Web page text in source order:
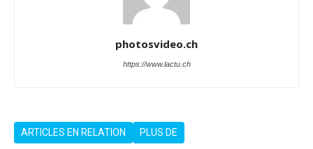
photosvideo.ch
https://www.lactu.ch
ARTICLES EN RELATION PLUS DE